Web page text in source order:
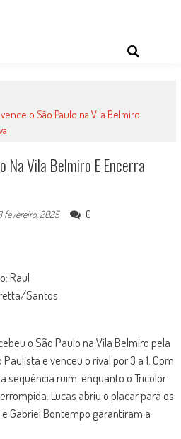
o São Paulo na Vila Belmiro
Na Vila Belmiro E Encerra
fevereiro, 2025 0
Raul
Santos
o São Paulo na Vila Belmiro pela
e venceu o rival por 3 a 1. Com
sequência ruim, enquanto o Tricolor
Lucas abriu o placar para os
Gabriel Bontempo garantiram a